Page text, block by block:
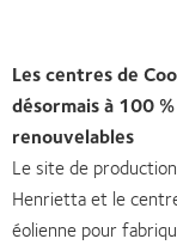
Les centres de
désormais à 100
renouvelables
Le site de
Henrietta et le
éolienne pour